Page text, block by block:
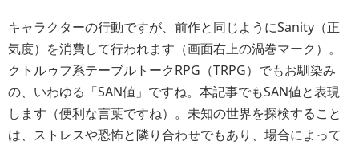
キャラクターの行動ですが、前作と同じようにSanity（正
気度）を消費して行われます（画面右上の渦巻マーク）。
クトルゥフ系テーブルトークRPG（TRPG）でもお馴染み
の、いわゆる「SAN値」ですね。本記事でもSAN値と表現
します（便利な言葉ですね）。未知の世界を探検すること
は、ストレスや恐怖と隣り合わせでもあり、場合によって